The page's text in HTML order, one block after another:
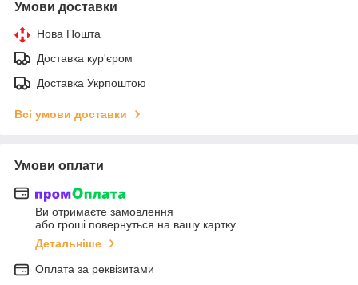
Умови доставки
Нова Пошта
Доставка кур'єром
Доставка Укрпоштою
Всі умови доставки
Умови оплати
Ви отримаєте замовлення
або гроші повернуться на вашу картку
Детальніше
Оплата за реквізитами